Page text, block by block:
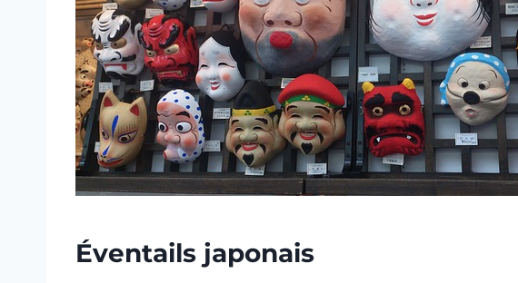
Éventails japonais